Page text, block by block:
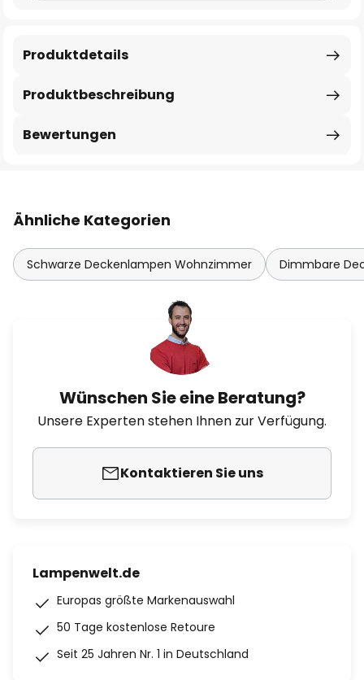
Produktbeschreibung
Produktdetails
Bewertungen
Ähnliche Kategorien
Schwarze Deckenlampen Wohnzimmer Dimmbare
Wünschen Sie eine Beratung?
Unsere Experten stehen Ihnen zur Verfügung.
Kontaktieren Sie uns
Lampenwelt.de
Europas größte Markenauswahl
50 Tage kostenlose Retoure
Seit 25 Jahren Nr. 1 in Deutschland